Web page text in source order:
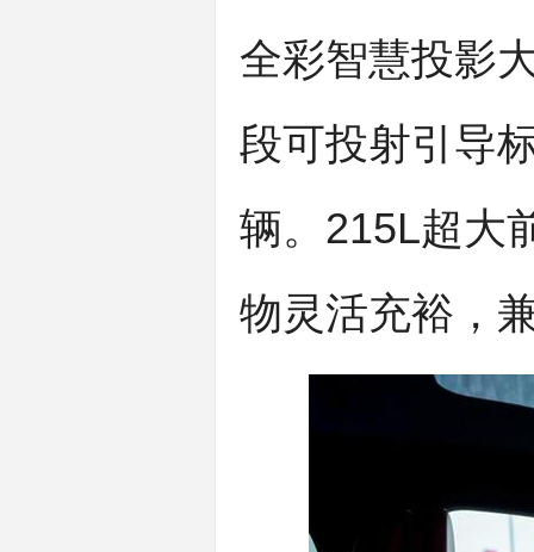
全彩智慧投影
段可投射引导
辆。215L超大
物灵活充裕，